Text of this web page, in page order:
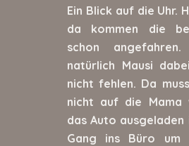
Ein Blick auf die Uhr.
da kommen die
schon
natürlich Mausi
nicht fehlen. Da
nicht auf die Mama
das Auto ausgeladen
Gang ins Büro um